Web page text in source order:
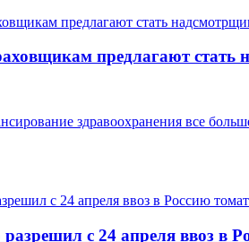
предлагают стать
здравоохранения все
разрешил с 24 апреля ввоз в